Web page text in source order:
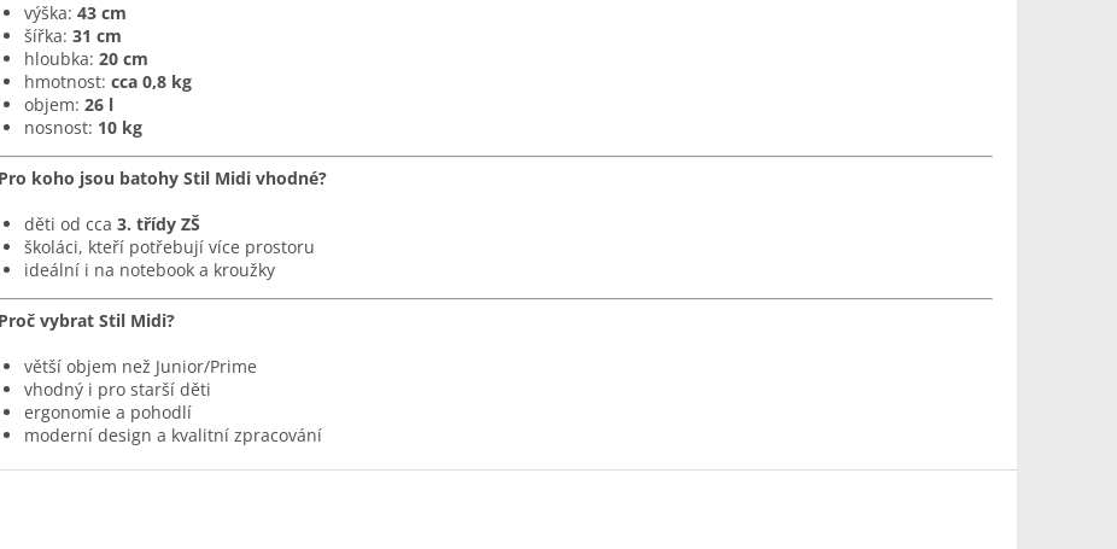
výška: 43 cm
šířka: 31 cm
hloubka: 20 cm
hmotnost: cca 0,8 kg
objem: 26 l
nosnost: 10 kg
Pro koho jsou batohy Stil Midi vhodné?
děti od cca 3. třídy ZŠ
školáci, kteří potřebují více prostoru
ideální i na notebook a kroužky
Proč vybrat Stil Midi?
větší objem než Junior/Prime
vhodný i pro starší děti
ergonomie a pohodlí
moderní design a kvalitní zpracování